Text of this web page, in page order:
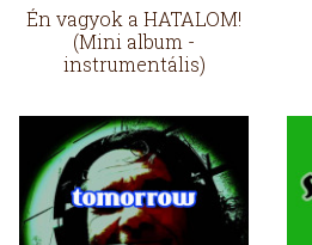
Én vagyok a HATALOM!
(Mini album -
instrumentális)